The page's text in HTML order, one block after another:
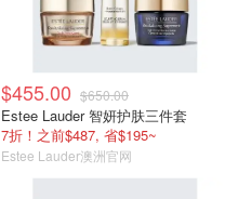
$455.00 $650.00
Estee Lauder 智妍护肤三件套
7折！之前$487, 省$195~
Estee Lauder澳洲官网